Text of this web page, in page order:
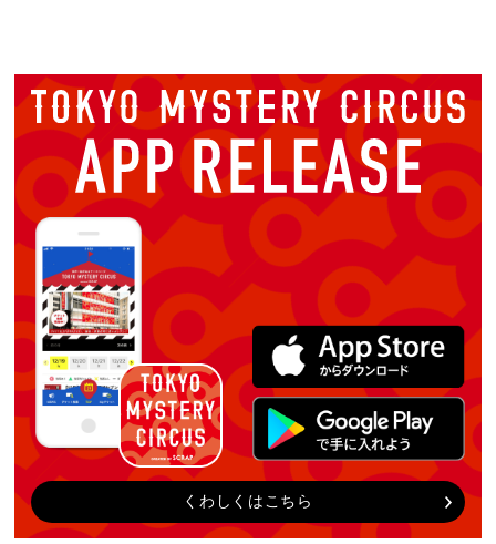
くわしくはこちら